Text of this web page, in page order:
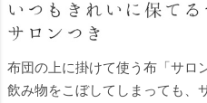
布団の上に掛けて使う布「サロ
飲み物をこぼしてしまっても、